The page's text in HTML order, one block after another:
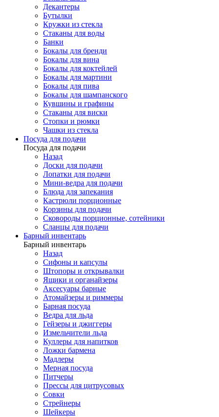
Декантеры
Бутылки
Кружки из стекла
Стаканы для воды
Банки
Бокалы для бренди
Бокалы для вина
Бокалы для коктейлей
Бокалы для мартини
Бокалы для пива
Бокалы для шампанского
Кувшины и графины
Стаканы для виски
Стопки и рюмки
Чашки из стекла
Посуда для подачи
Посуда для подачи
Назад
Доски для подачи
Лопатки для подачи
Мини-ведра для подачи
Блюда для запекания
Кастрюли порционные
Корзины для подачи
Сковороды порционные, сотейники
Сланцы для подачи
Барный инвентарь
Барный инвентарь
Назад
Сифоны и капсулы
Штопоры и открывалки
Ящики и органайзеры
Аксесуары барные
Атомайзеры и риммеры
Барная посуда
Ведра для льда
Гейзеры и джиггеры
Измельчители льда
Куллеры для напитков
Ложки бармена
Мадлеры
Мерная посуда
Питчеры
Прессы для цитрусовых
Совки
Стрейнеры
Шейкеры